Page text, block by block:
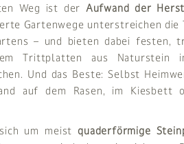
Weg ist der Aufwand der
Gartenwege unterstreichen
– und bieten dabei festen,
Trittplatten aus Naturstein
Und das Beste: Selbst
auf dem Rasen, im Kiesbett
um meist quaderförmige